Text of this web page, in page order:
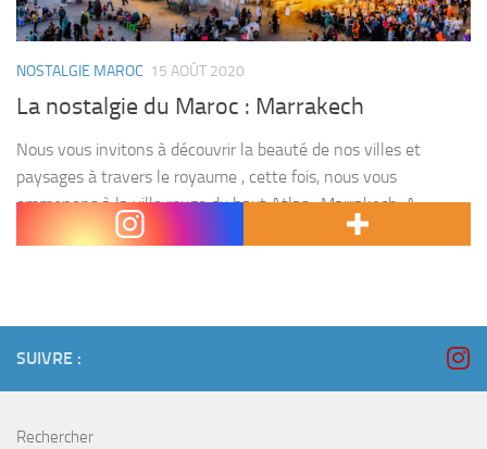
NOSTALGIE MAROC 15 AOÛT 2020
La nostalgie du Maroc : Marrakech
Nous vous invitons à découvrir la beauté de nos villes et
paysages à travers le royaume , cette fois, nous vous
emmenons à la ville rouge du haut Atlas : Marrakech. A
travers cette...
SUIVRE :
Rechercher